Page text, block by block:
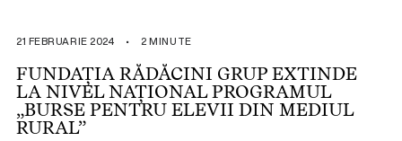
ȘTIRI
OPINII
ESG
LEGISLAȚIE
21 FEBRUARIE 2024 • 2 MINUTE
FUNDAȚIA RĂDĂCINI GRUP EXTINDE
LA NIVEL NAȚIONAL PROGRAMUL
„BURSE PENTRU ELEVII DIN MEDIUL
RURAL”